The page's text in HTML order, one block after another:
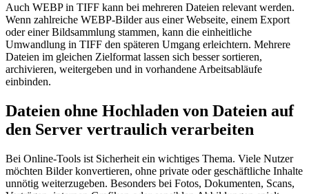
Auch WEBP in TIFF kann bei mehreren Dateien relevant werden.
Wenn zahlreiche WEBP-Bilder aus einer Webseite, einem Export
oder einer Bildsammlung stammen, kann die einheitliche
Umwandlung in TIFF den späteren Umgang erleichtern. Mehrere
Dateien im gleichen Zielformat lassen sich besser sortieren,
archivieren, weitergeben und in vorhandene Arbeitsabläufe
einbinden.
Dateien ohne Hochladen von Dateien auf
den Server vertraulich verarbeiten
Bei Online-Tools ist Sicherheit ein wichtiges Thema. Viele Nutzer
möchten Bilder konvertieren, ohne private oder geschäftliche Inhalte
unnötig weiterzugeben. Besonders bei Fotos, Dokumenten, Scans,